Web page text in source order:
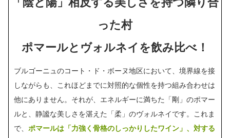
「陰と陽」相反する美しさを持つ隣り合
った村
ポマールとヴォルネイを飲み比べ！
ブルゴーニュのコート・ド・ボーヌ地区において、境界線を接
しながらも、これほどまでに対照的な個性を持つ組み合わせは
他にありません。それが、エネルギーに満ちた「剛」のポマー
ルと、静謐な美しさを湛えた「柔」のヴォルネイです。これま
で、 ポマールは「力強く骨格のしっかりしたワイン」、対する